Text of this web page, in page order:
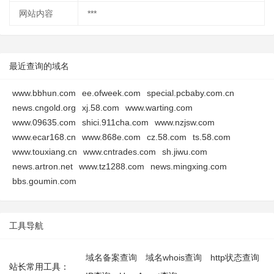
网站内容 ***
最近查询的域名
www.bbhun.com ee.ofweek.com
special.pcbaby.com.cn
news.cngold.org
xj.58.com
www.warting.com
www.09635.com
shici.911cha.com
www.nzjsw.com
www.ecar168.cn
www.868e.com cz.58.com
ts.58.com
www.touxiang.cn
www.cntrades.com
sh.jiwu.com
news.artron.net
www.tz1288.com
news.mingxing.com
bbs.goumin.com
工具导航
站长常用工具：
域名备案查询 域名whois查询
http状态查询